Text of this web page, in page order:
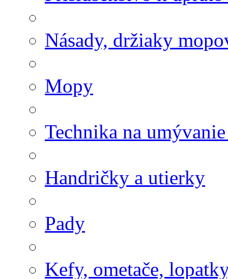
Násady, držiaky
Mopy
Technika na
Handričky a utierky
Pady
Kefy, ometače,